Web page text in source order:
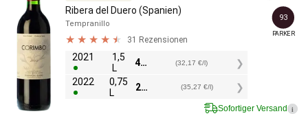
Ribera del Duero (Spanien)
Tempranillo
31 Rezensionen
2021
1,5
L
48,25 (32,17 €/l)
2022
0,75
L
26,45 (35,27 €/l)
93
PARKER
Sofortiger Versand i